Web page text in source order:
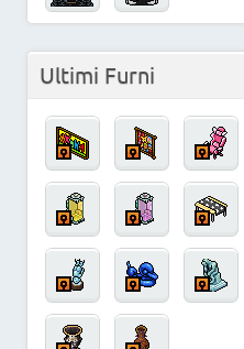
Ultimi Furni